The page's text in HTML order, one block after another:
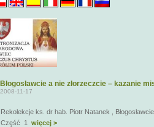
Błogosławcie a nie złorzeczcie – kazanie
2008-11-17
Rekolekcje ks. dr hab. Piotr Natanek ,
Część 1 więcej >